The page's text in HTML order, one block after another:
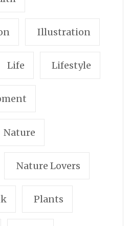
Illustration
Life Lifestyle
Nature
Nature Lovers
Plants